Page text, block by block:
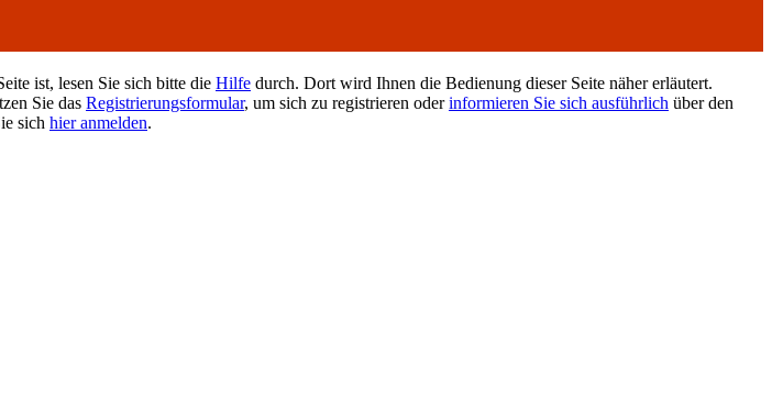
ist, lesen Sie sich bitte die Hilfe durch. Dort wird Ihnen die Bedienung dieser Seite näher erläutert.
Sie das Registrierungsformular, um sich zu registrieren oderinformieren Sie sich ausführlich über den
sich hier anmelden.